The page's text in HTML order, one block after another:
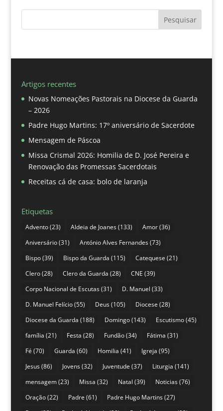
Pesquisar
Artigos recentes
Novas Nomeações Pastorais na Diocese da Guarda
– 2026
Padre Hugo Martins: 17º aniversário de Sacerdote
Mensagem de Páscoa
Missa Crismal 2026: Homilia de D. José Pereira e
Renovação das Promessas Sacerdotais
Receitas cá de casa: bolo de laranja
Etiquetas
Advento(23) Aldeia de Joanes(133) Amor(36)
Aniversário(31) António Alves Fernandes(73)
Bispo(39) Bispo da Guarda (115) Catequese (21)
Clero(28) Clero da Guarda (28) CNE (39)
Corpo Nacional de Escutas(31) D. Manuel (33)
D. Manuel Felício(55) Deus(105) Diocese (28)
Diocese da Guarda (188) Domingo(143) Escutismo(45)
família (21) Festa (28) Fundão(34) Fátima (31)
Fé (70) Guarda (60) Homilia (41) Igreja (95)
Jesus(86) Jovens(32) Juventude (37) Liturgia (141)
mensagem(23) Missa (32) Natal (39) Noticias(76)
Oração(22) Padre (61) Padre Hugo Martins(27)